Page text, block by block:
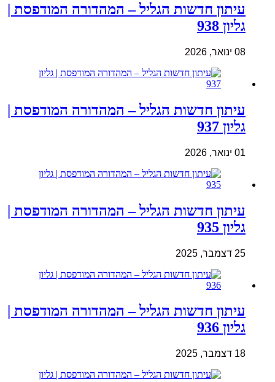
עיתון חדשות הגליל – המהדורה המודפסת |
גליון 938
08 ינואר, 2026
עיתון חדשות הגליל – המהדורה המודפסת |
גליון 937
01 ינואר, 2026
עיתון חדשות הגליל – המהדורה המודפסת |
גליון 935
25 דצמבר, 2025
עיתון חדשות הגליל – המהדורה המודפסת |
גליון 936
18 דצמבר, 2025